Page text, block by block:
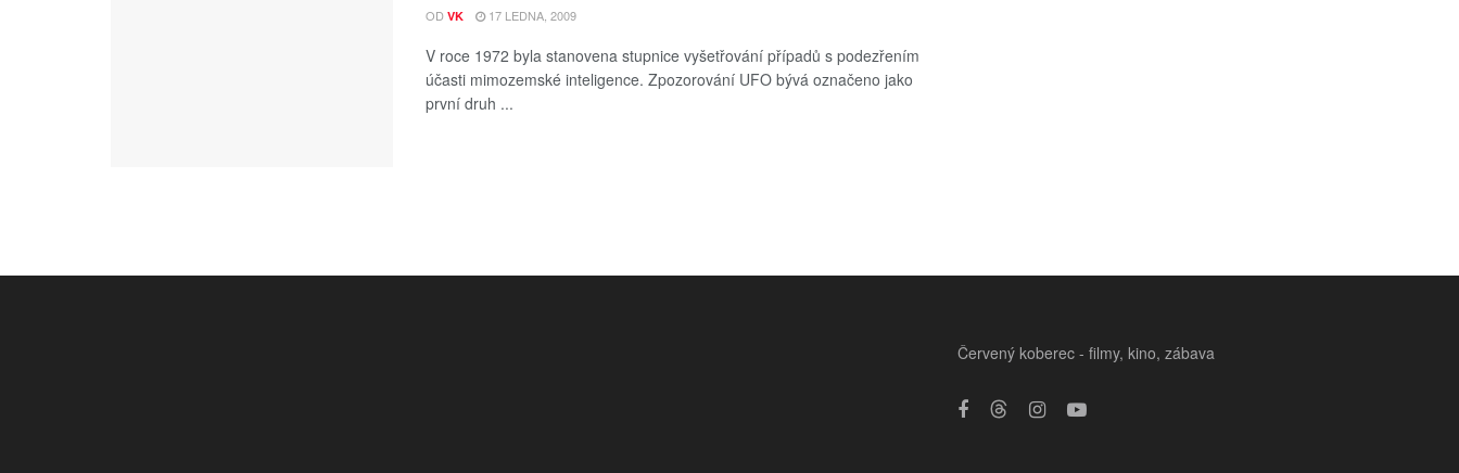
OD VK 17 LEDNA, 2009
V roce 1972 byla stanovena stupnice vyšetřování případů s podezřením
účasti mimozemské inteligence. Zpozorování UFO bývá označeno jako
první druh ...
Červený koberec - filmy, kino, zábava